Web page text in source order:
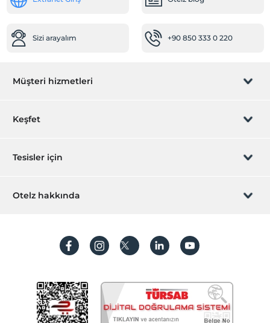
Sizi arayalım +90 850 333 0 220
Müşteri hizmetleri
Rezervasyon yönet
Sıkça sorulan sorular
İşlem rehberi
Keşfet
Hediye Kart
Hesap oluştur
Tesisler için
Hemen tesisinizi ekleyin
Otelz hakkında
Koşullar ve şartlar